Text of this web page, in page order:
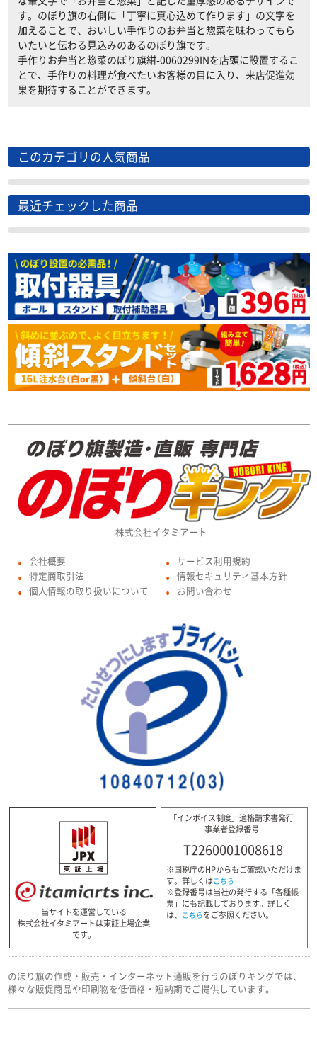
す。のぼり旗の右側に「丁寧に真心込めて作ります」の文字を
加えることで、おいしい手作りのお弁当と惣菜を味わってもら
いたいと伝わる見込みのあるのぼり旗です。
手作りお弁当と惣菜のぼり旗紺-0060299INを店頭に設置するこ
とで、手作りの料理が食べたいお客様の目に入り、来店促進効
果を期待することができます。
このカテゴリの人気商品
最近チェックした商品
株式会社イタミアート
● 会社概要
● 特定商取引法
● 個人情報の取り扱いについて
● サービス利用規約
● 情報セキュリティ基本方針
● お問い合わせ
当サイトを運営している
株式会社イタミアートは東証上場企業
です。
「インボイス制度」適格請求書発行
事業者登録番号
T2260001008618
※国税庁のHPからもご確認いただけま
す。詳しくはこちら
※登録番号は当社の発行する「各種帳
票」にも記載しております。詳しく
は、 こちらをご参照ください。
のぼり旗の作成・販売・インターネット通販を行うのぼりキングでは、
様々な販促商品や印刷物を低価格・短納期でご提供しています。